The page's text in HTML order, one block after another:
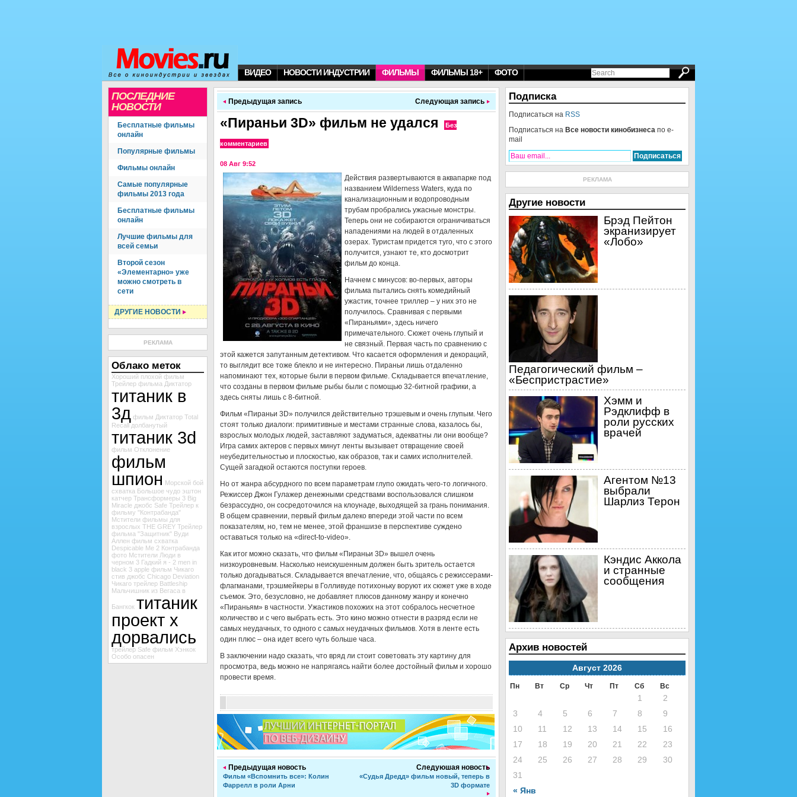
ВИДЕО НОВОСТИ ИНДУСТРИИ ФИЛЬМЫ ФИЛЬМЫ 18+ ФОТО
ПОСЛЕДНИЕ
НОВОСТИ
Бесплатные фильмы
онлайн
Популярные фильмы
Фильмы онлайн
Самые популярные
фильмы 2013 года
Бесплатные фильмы
онлайн
Лучшие фильмы для
всей семьи
Второй сезон
«Элементарно» уже
можно смотреть в
сети
ДРУГИЕ НОВОСТИ
РЕКЛАМА
Облако меток
Хороший плохой фильм
Трейлер фильма Диктатор
титаник в
3д фильм Диктатор Total
Recall долбанутый
титаник 3d
фильм Отклонение
фильм
шпион Морской бой
схватка Большое чудо эштон
катчер Трансформеры 3 Big
Miracle джобс Safe Трейлер к
фильму "Контрабанда"
Мстители фильмы для
взрослых THE GREY Трейлер
фильма "Защитник" Вуди
Аллен фильм схватка
Despicable Me 2 Контрабанда
фото Мстители Люди в
черном 3 Гадкий я - 2 men in
black 3 apple фильм Чикаго
стив джобс Chicago Deviation
Чикаго трейлер Battleship
Мальчишник из Вегаса в
Бангкок титаник
проект х
дорвались
трейлер Safe фильм Хэнкок
Особо опасен
Предыдущая запись Следующая запись
«Пираньи 3D» фильм не удался Без
комментариев
08 Авг 9:52
Действия развертываются в аквапарке под
названием Wilderness Waters, куда по
канализационным и водопроводным
трубам пробрались ужасные монстры.
Теперь они не собираются ограничиваться
нападениями на людей в отдаленных
озерах. Туристам придется туго, что с этого
получится, узнают те, кто досмотрит
фильм до конца.
Начнем с минусов: во-первых, авторы
фильма пытались снять комедийный
ужастик, точнее триллер – у них это не
получилось. Сравнивая с первыми
«Пираньями», здесь ничего
примечательного. Сюжет очень глупый и
не связный. Первая часть по сравнению с
этой кажется запутанным детективом. Что касается оформления и декораций,
то выглядит все тоже блекло и не интересно. Пираньи лишь отдаленно
напоминают тех, которые были в первом фильме. Складывается впечатление,
что созданы в первом фильме рыбы были с помощью 32-битной графики, а
здесь сняты лишь с 8-битной.
Фильм «Пираньи 3D» получился действительно трэшевым и очень глупым. Чего
стоят только диалоги: примитивные и местами странные слова, казалось бы,
взрослых молодых людей, заставляют задуматься, адекватны ли они вообще?
Игра самих актеров с первых минут ленты вызывает отвращение своей
неубедительностью и плоскостью, как образов, так и самих исполнителей.
Сущей загадкой остаются поступки героев.
Но от жанра абсурдного по всем параметрам глупо ожидать чего-то логичного.
Режиссер Джон Гулажер денежными средствами воспользовался слишком
безрассудно, он сосредоточился на клоунаде, выходящей за грань понимания.
В общем сравнении, первый фильм далеко впереди этой части по всем
показателям, но, тем не менее, этой франшизе в перспективе суждено
оставаться только на «direct-to-video».
Как итог можно сказать, что фильм «Пираньи 3D» вышел очень
низкоуровневым. Насколько неискушенным должен быть зритель остается
только догадываться. Складывается впечатление, что, общаясь с режиссерами-
флагманами, трэшмейкеры в Голливуде потихоньку воруют их сюжет уже в ходе
съемок. Это, безусловно, не добавляет плюсов данному жанру и конечно
«Пираньям» в частности. Ужастиков похожих на этот собралось несчетное
количество и с чего выбрать есть. Это кино можно отнести в разряд если не
самых неудачных, то одного с самых неудачных фильмов. Хотя в ленте есть
один плюс – она идет всего чуть больше часа.
В заключении надо сказать, что вряд ли стоит советовать эту картину для
просмотра, ведь можно не напрягаясь найти более достойный фильм и хорошо
провести время.
Предыдущая новость
Фильм «Вспомнить все»: Колин
Фаррелл в роли Арни
Следуюшая новость
«Судья Дредд» фильм новый, теперь в
3D формате
Подписка
Подписаться на RSS
Подписаться на Все новости кинобизнеса по e-
mail
РЕКЛАМА
Другие новости
Брэд Пейтон
экранизирует
«Лобо»
Педагогический фильм –
«Беспристрастие»
Хэмм и
Рэдклифф в
роли русских
врачей
Агентом №13
выбрали
Шарлиз Терон
Кэндис Аккола
и странные
сообщения
Архив новостей
Август 2026
Пн Вт Ср Чт Пт Сб Вс
« Янв
1
2
3
4 5 6 7 8
9
10
11 12 13 14 15
16
17
18 19 20 21 22
23
24
25 26 27 28 29
30
31